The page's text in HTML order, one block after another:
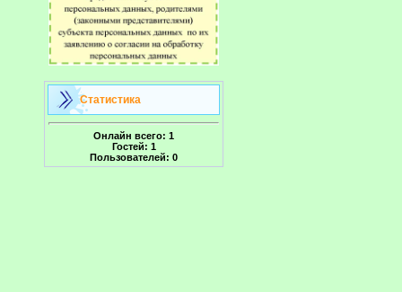
Статистика
Онлайн всего: 1
Гостей: 1
Пользователей: 0